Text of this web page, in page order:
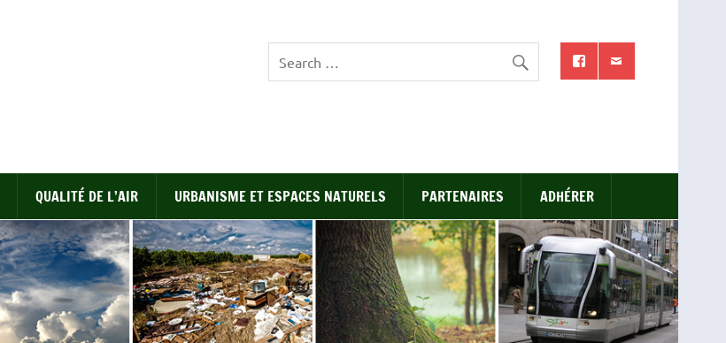
QUALITÉ DE L’AIR URBANISME ET ESPACES NATURELS PARTENAIRES ADHÉRER